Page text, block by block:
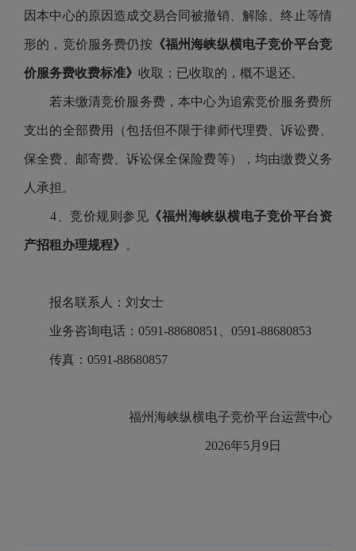
因本中心的原因造成交易合同被撤销、解除、终止等情
形的，竞价服务费仍按 《福州海峡纵横电子竞价平台竞
价服务费收费标准》 收取；已收取的，概不退还。
若未缴清竞价服务费，本中心为追索竞价服务费所
支出的全部费用（包括但不限于律师代理费、诉讼费、
保全费、邮寄费、诉讼保全保险费等），均由缴费义务
人承担。
4、竞价规则参见 《福州海峡纵横电子竞价平台资
产招租办理规程》 。
报名联系人：刘女士
业务咨询电话： 0591-88680851、0591-88680853
传真： 0591-88680857
福州海峡纵横电子竞价平台运营中心
2026年5月9日